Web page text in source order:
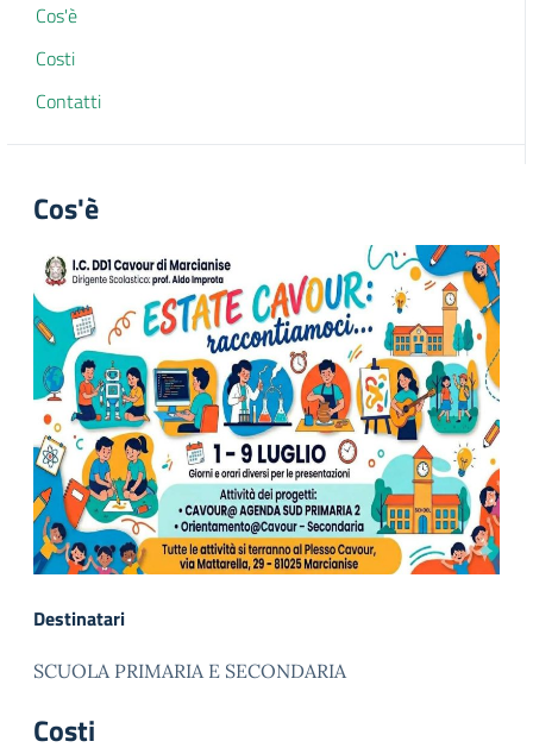
Cos'è
Costi
Contatti
Cos'è
Destinatari
SCUOLA PRIMARIA E SECONDARIA
Costi